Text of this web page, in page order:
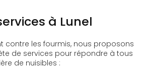
à Lunel
contre les fourmis, nous proposons
de services pour répondre à tous
de nuisibles :